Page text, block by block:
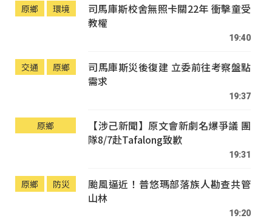
原鄉 環境
司馬庫斯校舍無照卡關22年 衝擊童受
教權
19:40
交通 原鄉
司馬庫斯災後復建 立委前往考察盤點
需求
19:37
原鄉
【涉己新聞】原文會新劇名爆爭議 團
隊8/7赴Tafalong致歉
19:31
原鄉 防災
颱風逼近！普悠瑪部落族人勘查共管
山林
19:20